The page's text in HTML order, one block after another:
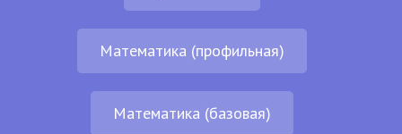
Математика (профильная)
Математика (базовая)